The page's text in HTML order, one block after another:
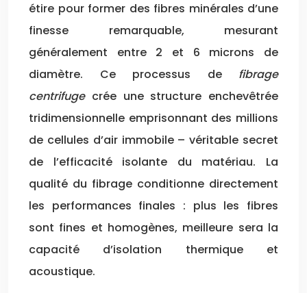
étire pour former des fibres minérales d’une
finesse remarquable, mesurant
généralement entre 2 et 6 microns de
diamètre. Ce processus de fibrage
centrifugecrée une structure enchevêtrée
tridimensionnelle emprisonnant des millions
de cellules d’air immobile – véritable secret
de l’efficacité isolante du matériau. La
qualité du fibrage conditionne directement
les performances finales : plus les fibres
sont fines et homogènes, meilleure sera la
capacité d’isolation thermique et
acoustique.